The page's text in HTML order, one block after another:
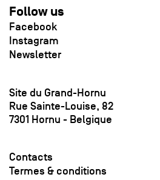
Follow us
Facebook
Instagram
Newsletter
Site du Grand-Hornu
Rue Sainte-Louise, 82
7301 Hornu - Belgique
Contacts
Termes & conditions